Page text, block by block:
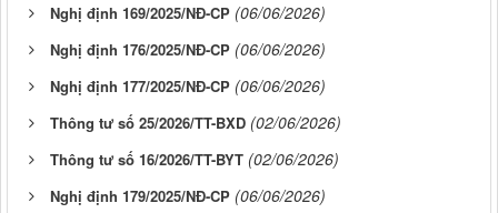
Nghị định 169/2025/NĐ-CP (06/06/2026)
Nghị định 176/2025/NĐ-CP (06/06/2026)
Nghị định 177/2025/NĐ-CP (06/06/2026)
Thông tư số 25/2026/TT-BXD (02/06/2026)
Thông tư số 16/2026/TT-BYT (02/06/2026)
Nghị định 179/2025/NĐ-CP (06/06/2026)